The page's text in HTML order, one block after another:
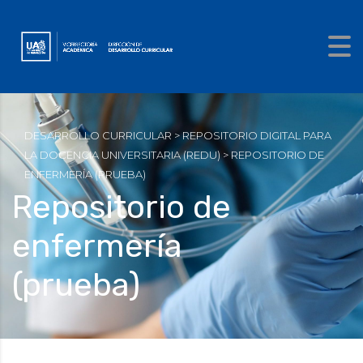
Repositorio de
enfermería
(prueba)
DESARROLLO CURRICULAR >REPOSITORIO DIGITAL PARA
LA DOCENCIA UNIVERSITARIA (REDU)>REPOSITORIO DE
ENFERMERÍA (PRUEBA)